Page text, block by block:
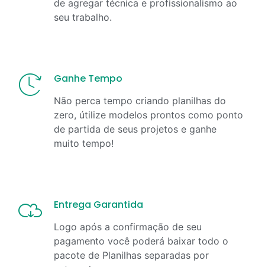
de agregar técnica e profissionalismo ao
seu trabalho.
Ganhe Tempo
Não perca tempo criando planilhas do
zero, útilize modelos prontos como ponto
de partida de seus projetos e ganhe
muito tempo!
Entrega Garantida
Logo após a confirmação de seu
pagamento você poderá baixar todo o
pacote de Planilhas separadas por